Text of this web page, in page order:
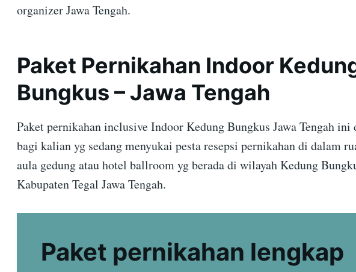
organizer Jawa Tengah.
Paket Pernikahan Indoor
Bungkus – Jawa Tengah
Paket pernikahan inclusive Indoor Kedung Bungkus Jawa Tengah ini
bagi kalian yg sedang menyukai pesta resepsi pernikahan di dalam
aula gedung atau hotel ballroom yg berada di wilayah Kedung
Kabupaten Tegal Jawa Tengah.
Paket pernikahan lengkap